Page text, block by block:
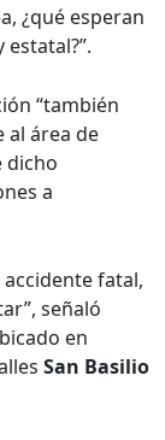
¿qué esperan
“también
al área de
dicho
a
fatal,
señaló
en
San Basilio